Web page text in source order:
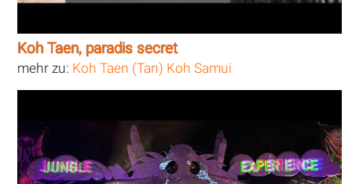
Koh Taen, paradis secret
mehr zu: Koh Taen (Tan) Koh Samui